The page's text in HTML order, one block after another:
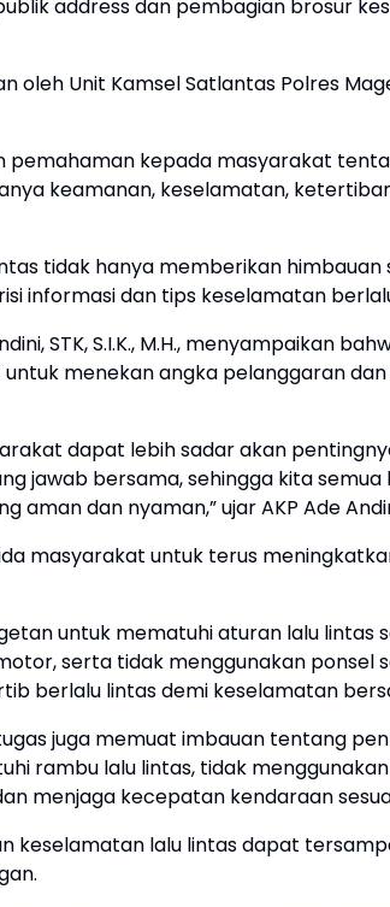
address dan pembagian brosur
oleh Unit Kamsel Satlantas Polres
pemahaman kepada masyarakat
keamanan, keselamatan,
tidak hanya memberikan himbauan
informasi dan tips keselamatan
STK, S.I.K., M.H., menyampaikan
menekan angka pelanggaran
dapat lebih sadar akan
jawab bersama, sehingga kita
aman dan nyaman,” ujar AKP Ade
masyarakat untuk terus
untuk mematuhi aturan lalu lintas
serta tidak menggunakan ponsel
berlalu lintas demi keselamatan
juga memuat imbauan tentang
rambu lalu lintas, tidak
menjaga kecepatan kendaraan
keselamatan lalu lintas dapat